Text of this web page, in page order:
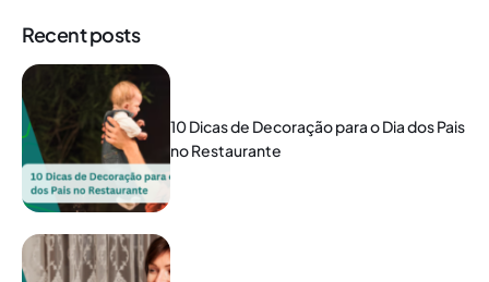
Recent posts
10 Dicas de Decoração para o Dia dos Pais
no Restaurante